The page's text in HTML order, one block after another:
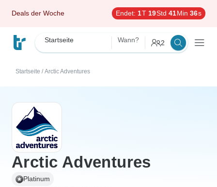
Deals der Woche Endet: 1T 19Std 41Min 35s
Startseite Wann? 2
Startseite / Arctic Adventures
Arctic Adventures
Platinum